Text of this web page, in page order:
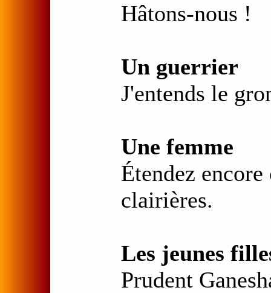
Hâtons-nous !
Un guerrier
J'entends le
Une femme
Étendez
clairières.
Les jeunes
Prudent